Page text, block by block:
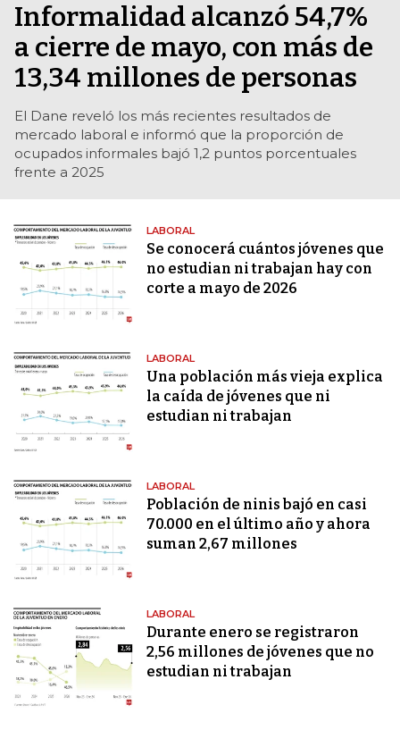
Informalidad alcanzó 54,7%
a cierre de mayo, con más de
13,34 millones de personas
El Dane reveló los más recientes resultados de
mercado laboral e informó que la proporción de
ocupados informales bajó 1,2 puntos porcentuales
frente a 2025
LABORAL
Se conocerá cuántos jóvenes que
no estudian ni trabajan hay con
corte a mayo de 2026
LABORAL
Una población más vieja explica
la caída de jóvenes que ni
estudian ni trabajan
LABORAL
Población de ninis bajó en casi
70.000 en el último año y ahora
suman 2,67 millones
LABORAL
Durante enero se registraron
2,56 millones de jóvenes que no
estudian ni trabajan